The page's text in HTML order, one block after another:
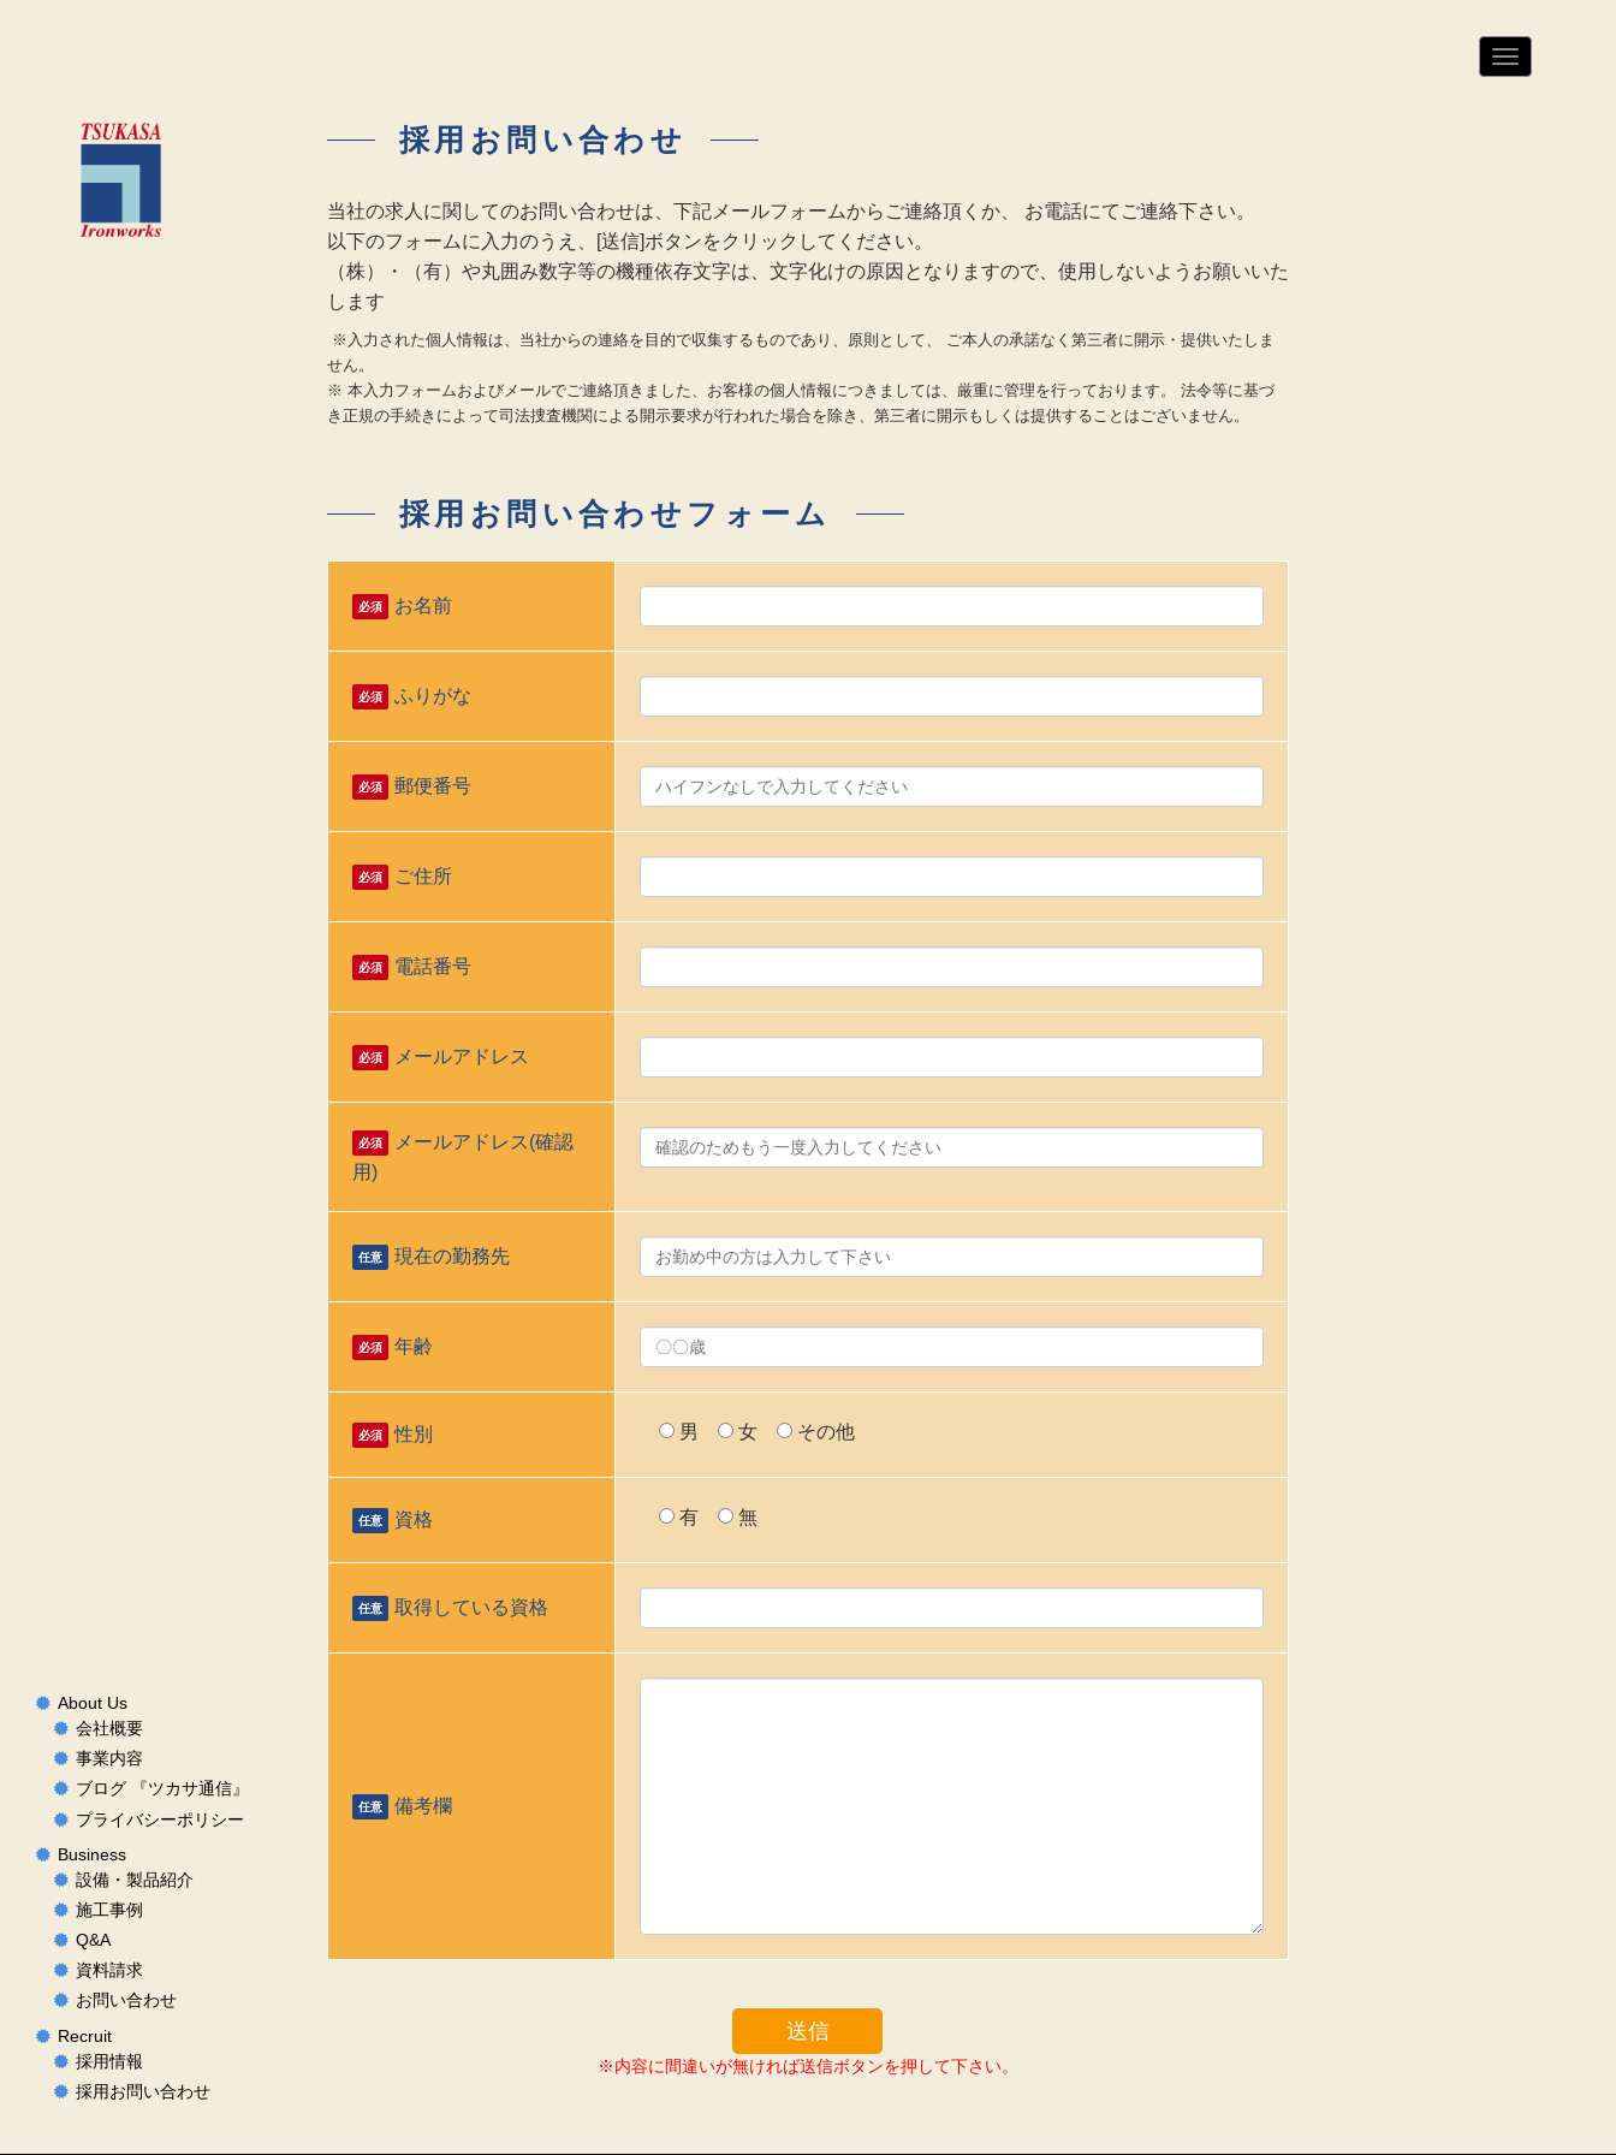
N
a
About Us
会社概要
事業内容
ブログ 『ツカサ通信』
プライバシーポリシー
Business
設備・製品紹介
施工事例
Q&A
資料請求
お問い合わせ
Recruit
採用情報
採用お問い合わせ
採用お問い合わせ
当社の求人に関してのお問い合わせは、下記メールフォームからご連絡頂くか、 お電話にてご連絡下さい。
以下のフォームに入力のうえ、[送信]ボタンをクリックしてください。
（株）・（有）や丸囲み数字等の機種依存文字は、文字化けの原因となりますので、使用しないようお願いいた
します
※入力された個人情報は、当社からの連絡を目的で収集するものであり、原則として、 ご本人の承諾なく第三者に開示・提供いたしま
せん。
※ 本入力フォームおよびメールでご連絡頂きました、お客様の個人情報につきましては、厳重に管理を行っております。 法令等に基づ
き正規の手続きによって司法捜査機関による開示要求が行われた場合を除き、第三者に開示もしくは提供することはございません。
採用お問い合わせフォーム
必須 お名前
必須 ふりがな
必須 郵便番号
必須 ご住所
必須 電話番号
必須 メールアドレス
必須
メールアドレス(確認
用)
任意 現在の勤務先
必須 年齢
必須 性別 男 女 その他
任意 資格 有 無
任意 取得している資格
任意 備考欄
※内容に間違いが無ければ送信ボタンを押して下さい。